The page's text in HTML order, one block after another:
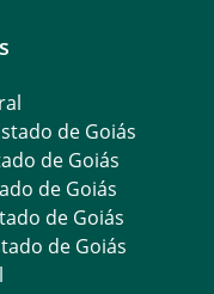
de Goiás
de Goiás
de Goiás
de Goiás
de Goiás